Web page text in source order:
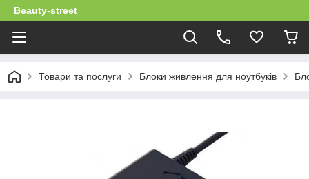
Beauty-street
Товари та послуги Блоки живлення для ноутбуків